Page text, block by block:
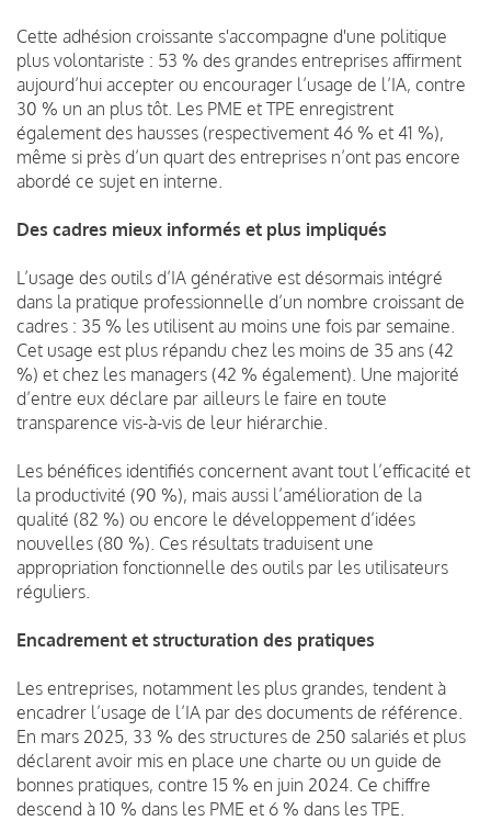
Cette adhésion croissante s'accompagne d'une politique
plus volontariste : 53 % des grandes entreprises affirment
aujourd’hui accepter ou encourager l’usage de l’IA, contre
30 % un an plus tôt. Les PME et TPE enregistrent
également des hausses (respectivement 46 % et 41 %),
même si près d’un quart des entreprises n’ont pas encore
abordé ce sujet en interne.
Des cadres mieux informés et plus impliqués
L’usage des outils d’IA générative est désormais intégré
dans la pratique professionnelle d’un nombre croissant de
cadres : 35 % les utilisent au moins une fois par semaine.
Cet usage est plus répandu chez les moins de 35 ans (42
%) et chez les managers (42 % également). Une majorité
d’entre eux déclare par ailleurs le faire en toute
transparence vis-à-vis de leur hiérarchie.
Les bénéfices identifiés concernent avant tout l’efficacité et
la productivité (90 %), mais aussi l’amélioration de la
qualité (82 %) ou encore le développement d’idées
nouvelles (80 %). Ces résultats traduisent une
appropriation fonctionnelle des outils par les utilisateurs
réguliers.
Encadrement et structuration des pratiques
Les entreprises, notamment les plus grandes, tendent à
encadrer l’usage de l’IA par des documents de référence.
En mars 2025, 33 % des structures de 250 salariés et plus
déclarent avoir mis en place une charte ou un guide de
bonnes pratiques, contre 15 % en juin 2024. Ce chiffre
descend à 10 % dans les PME et 6 % dans les TPE.